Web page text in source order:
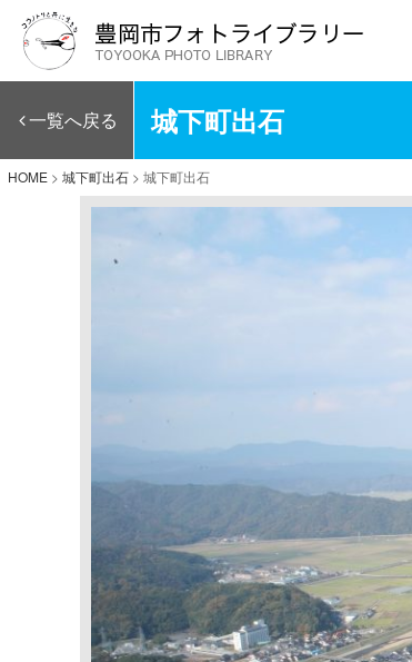
一覧へ戻る 城下町出石
HOME > 城下町出石 > 城下町出石